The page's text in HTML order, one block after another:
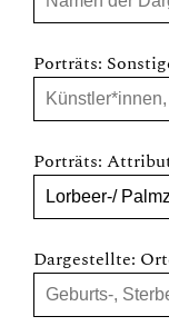
Porträts:
Porträts:
Dargestellte: